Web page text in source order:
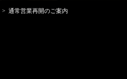
通常営業再開のご案内